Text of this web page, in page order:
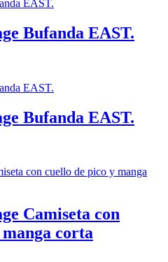
Bufanda EAST.
Bufanda EAST.
Camiseta con
corta